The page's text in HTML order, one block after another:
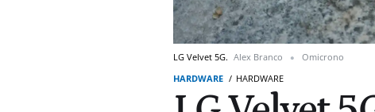
LG Velvet 5G. Alex Branco
Omicrono
HARDWARE
HARDWARE